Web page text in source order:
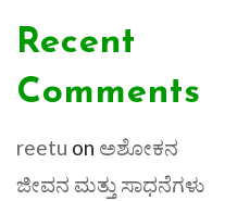
Recent
Comments
reetu on ಅಶೋಕನ
ಜೀವನ ಮತ್ತು ಸಾಧನೆಗಳು